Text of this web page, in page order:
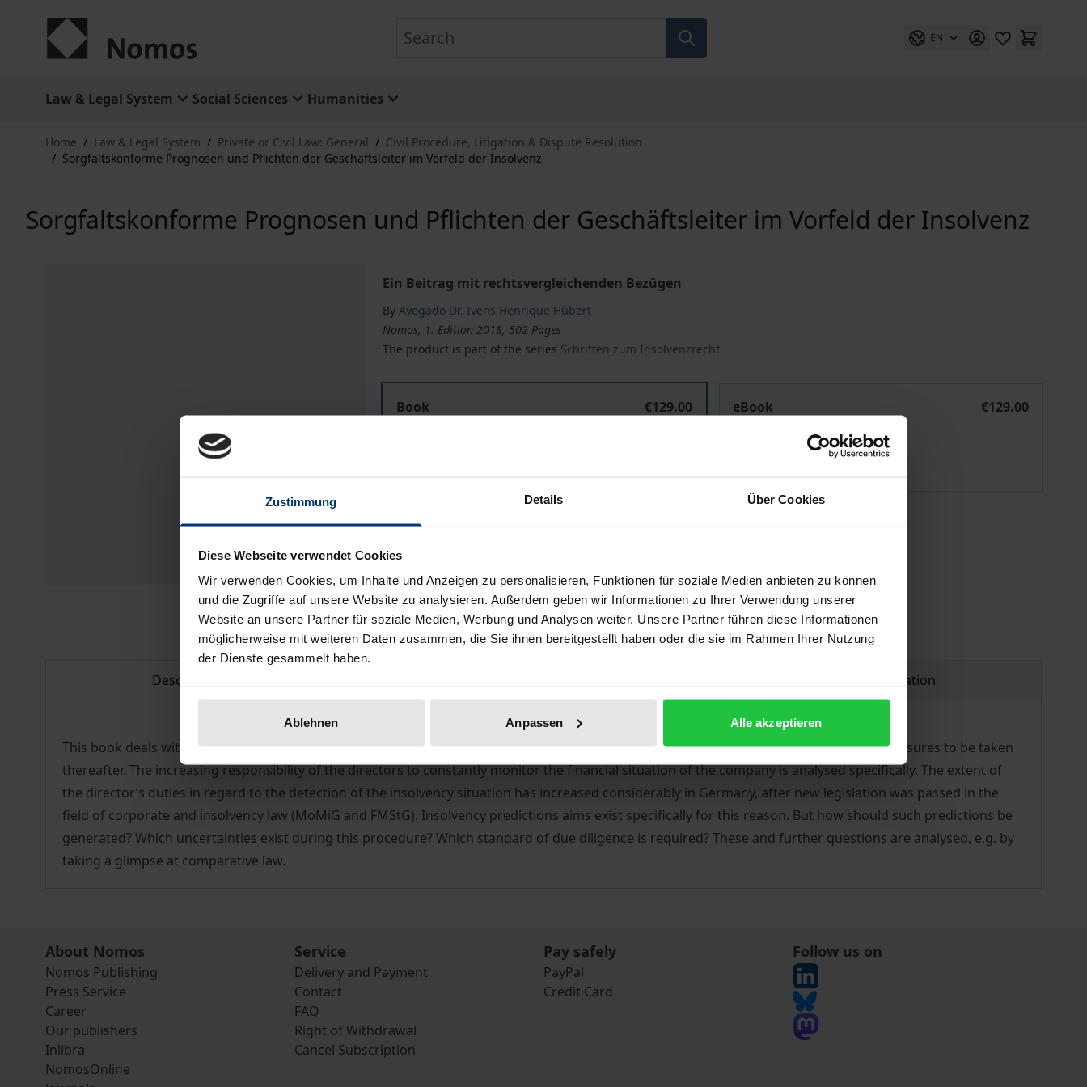
Zustimmung Details Über Cookies
Diese Webseite verwendet Cookies
Wir verwenden Cookies, um Inhalte und Anzeigen zu personalisieren, Funktionen für soziale Medien anbieten zu können
und die Zugriffe auf unsere Website zu analysieren. Außerdem geben wir Informationen zu Ihrer Verwendung unserer
Website an unsere Partner für soziale Medien, Werbung und Analysen weiter. Unsere Partner führen diese Informationen
möglicherweise mit weiteren Daten zusammen, die Sie ihnen bereitgestellt haben oder die sie im Rahmen Ihrer Nutzung
der Dienste gesammelt haben.
Ablehnen Anpassen Alle akzeptieren
EN
Law & Legal System Social Sciences Humanities
Home / Law & Legal System / Private or Civil Law: General / Civil Procedure, Litigation & Dispute Resolution
/ Sorgfaltskonforme Prognosen und Pflichten der Geschäftsleiter im Vorfeld der Insolvenz
Sorgfaltskonforme Prognosen und Pflichten der Geschäftsleiter im Vorfeld der Insolvenz
Ein Beitrag mit rechtsvergleichenden Bezügen
By Avogado Dr. Ivens Henrique Hübert
Nomos, 1. Edition 2018, 502 Pages
The product is part of the series Schriften zum Insolvenzrecht
Book
€129.00
eBook
€129.00
ISBN 978-3-8452-8383-8
Prices include VAT. Depending on the delivery address, VAT may vary at checkout.
Delivery cost notice
Description Product safety information
This book deals with the director’s duties before insolvency, pertaining to the recognition of insolvency signs, and with the necessary measures to be taken
thereafter. The increasing responsibility of the directors to constantly monitor the financial situation of the company is analysed specifically. The extent of
the director’s duties in regard to the detection of the insolvency situation has increased considerably in Germany, after new legislation was passed in the
field of corporate and insolvency law (MoMiG and FMStG). Insolvency predictions aims exist specifically for this reason. But how should such predictions be
generated? Which uncertainties exist during this procedure? Which standard of due diligence is required? These and further questions are analysed, e.g. by
taking a glimpse at comparative law.
About Nomos
Nomos Publishing
Press Service
Career
Our publishers
Inlibra
NomosOnline
Service
Delivery and Payment
Contact
FAQ
Right of Withdrawal
Cancel Subscription
Pay safely
PayPal
Credit Card
Follow us on